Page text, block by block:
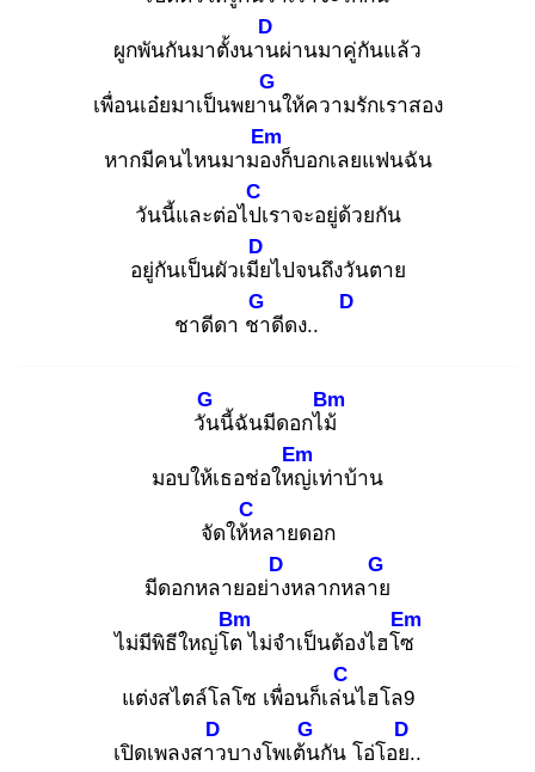
ผูกพันกันมาตั้งนาน
D
ผ่านมาคู่กันแล้ว
เพื่อนเอ๋ยมาเป็นพยาน
G
ให้ความรักเราสอง
หากมีคนไหนมามอง
Em
ก็บอกเลยแฟนฉัน
วันนี้และต่อไปเ
C
ราจะอยู่ด้วยกัน
อยู่กันเป็นผัวเมีย
D
ไปจนถึงวันตาย
ชาดีดา ชา
G
ดีดง..
D
วัน
G
นี้ฉันมีดอกไม้
Bm
มอบให้เธอช่อใหญ่
Em
เท่าบ้าน
จัดให้ห
C
ลายดอก
มีดอกหลายอย่าง
D
หลากหลาย
G
ไม่มีพิธีใหญ่โต
Bm
ไม่จำเป็นต้องไฮโซ
Em
แต่งสไตล์โลโซ เพื่อนก็เล่น
C
ไฮโล9
เปิดเพลงสาว
D
บางโพเต้น
G
กัน โอ่โอย.
D
.